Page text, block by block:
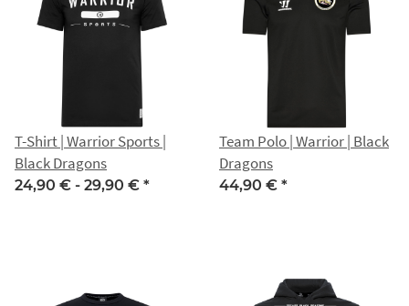
T-Shirt | Warrior Sports |
Black Dragons
24,90 € - 29,90 € *
Team Polo | Warrior | Black
Dragons
44,90 € *